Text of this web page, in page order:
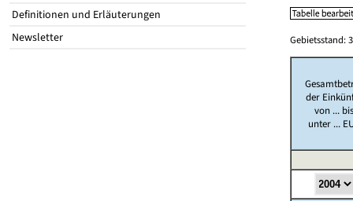
Definitionen und Erläuterungen
Newsletter
Gebietsstand:
der
von ...
unter ...